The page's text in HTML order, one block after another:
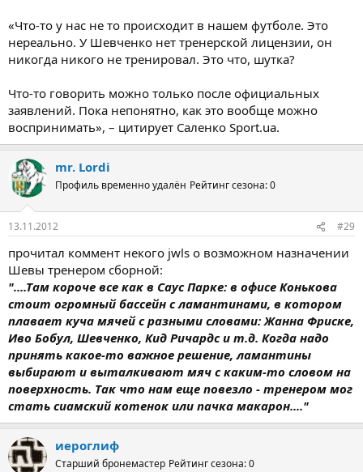
«Что-то у нас не то происходит в нашем футболе. Это
нереально. У Шевченко нет тренерской лицензии, он
никогда никого не тренировал. Это что, шутка?
Что-то говорить можно только после официальных
заявлений. Пока непонятно, как это вообще можно
воспринимать», – цитирует Саленко Sport.ua.
mr. Lordi
Профиль временно удалён Рейтинг сезона: 0
13.11.2012 #29
прочитал коммент некого jwls о возможном назначении
Шевы тренером сборной:
"....Там короче все как в Саус Парке: в офисе Конькова
стоит огромный бассейн с ламантинами, в котором
плавает куча мячей с разными словами: Жанна Фриске,
Иво Бобул, Шевченко, Кид Ричардс и т.д. Когда надо
принять какое-то важное решение, ламантины
выбирают и выталкивают мяч с каким-то словом на
поверхность. Так что нам еще повезло - тренером мог
стать сиамский котенок или пачка макарон...."
иероглиф
Старший бронемастер Рейтинг сезона: 0